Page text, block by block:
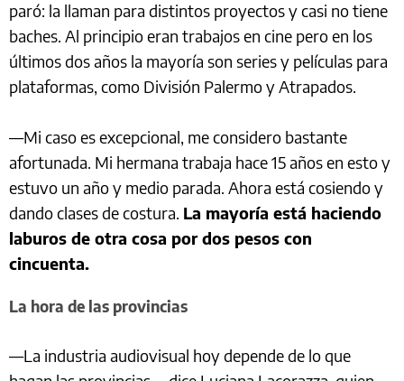
paró: la llaman para distintos proyectos y casi no tiene
baches. Al principio eran trabajos en cine pero en los
últimos dos años la mayoría son series y películas para
plataformas, como División Palermo y Atrapados.
—Mi caso es excepcional, me considero bastante
afortunada. Mi hermana trabaja hace 15 años en esto y
estuvo un año y medio parada. Ahora está cosiendo y
dando clases de costura. La mayoría está haciendo
laburos de otra cosa por dos pesos con
cincuenta.
La hora de las provincias
—La industria audiovisual hoy depende de lo que